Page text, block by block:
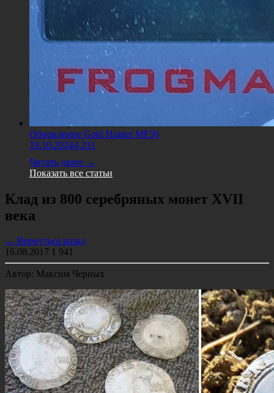
Обновление Gold Hunter MF50
19.10.20244 231
Читать далее →
Показать все статьи
Клад из 800 серебряных монет XVII
века
← Вернуться назад
16.08.2017 1 941
Автор: Максим Черных